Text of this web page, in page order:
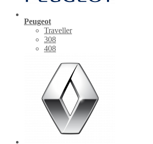
Peugeot
Traveller
308
408